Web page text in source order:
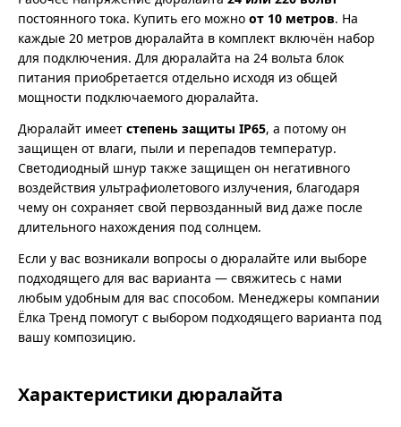
постоянного тока. Купить его можно от 10 метров. На
каждые 20 метров дюралайта в комплект включён набор
для подключения. Для дюралайта на 24 вольта блок
питания приобретается отдельно исходя из общей
мощности подключаемого дюралайта.
Дюралайт имеет степень защиты IP65, а потому он
защищен от влаги, пыли и перепадов температур.
Светодиодный шнур также защищен он негативного
воздействия ультрафиолетового излучения, благодаря
чему он сохраняет свой первозданный вид даже после
длительного нахождения под солнцем.
Если у вас возникали вопросы о дюралайте или выборе
подходящего для вас варианта — свяжитесь с нами
любым удобным для вас способом. Менеджеры компании
Ёлка Тренд помогут с выбором подходящего варианта под
вашу композицию.
Характеристики дюралайта